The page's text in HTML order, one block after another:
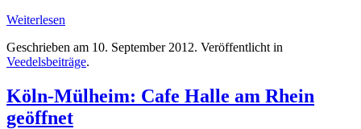
Weiterlesen
Geschrieben am 10. September 2012. Veröffentlicht in
Veedelsbeiträge.
Köln-Mülheim: Cafe Halle am Rhein
geöffnet